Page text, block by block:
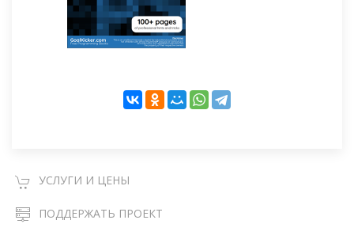
УСЛУГИ И ЦЕНЫ
ПОДДЕРЖАТЬ ПРОЕКТ